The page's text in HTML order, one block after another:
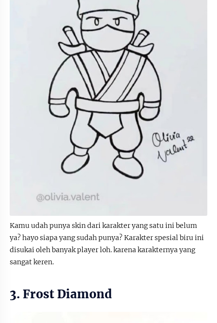
Kamu udah punya skin dari karakter yang satu ini belum
ya? hayo siapa yang sudah punya? Karakter spesial biru ini
disukai oleh banyak player loh. karena karakternya yang
sangat keren.
3. Frost Diamond